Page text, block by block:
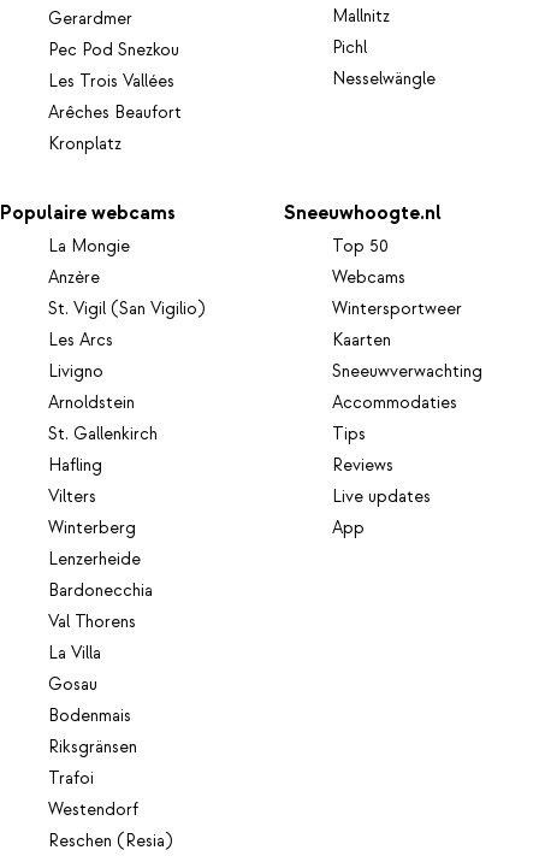
Gerardmer
Pec Pod Snezkou
Les Trois Vallées
Arêches Beaufort
Kronplatz
Mallnitz
Pichl
Nesselwängle
Populaire webcams
La Mongie
Anzère
St. Vigil (San Vigilio)
Les Arcs
Livigno
Arnoldstein
St. Gallenkirch
Hafling
Vilters
Winterberg
Lenzerheide
Bardonecchia
Val Thorens
La Villa
Gosau
Bodenmais
Riksgränsen
Trafoi
Westendorf
Reschen (Resia)
Sneeuwhoogte.nl
Top 50
Webcams
Wintersportweer
Kaarten
Sneeuwverwachting
Accommodaties
Tips
Reviews
Live updates
App